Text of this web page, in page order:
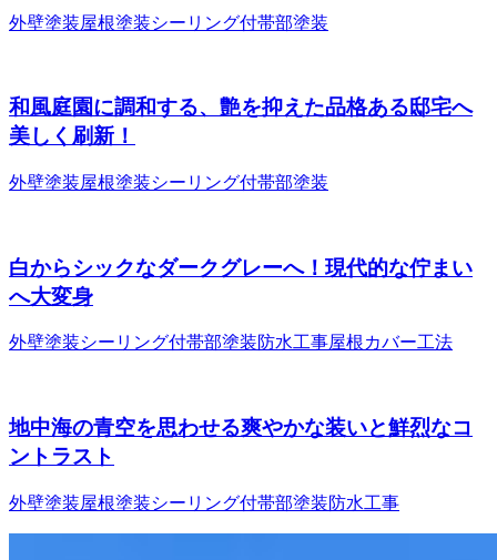
外壁塗装屋根塗装シーリング付帯部塗装
和風庭園に調和する、艶を抑えた品格ある邸宅へ
美しく刷新！
外壁塗装屋根塗装シーリング付帯部塗装
白からシックなダークグレーへ！現代的な佇まい
へ大変身
外壁塗装シーリング付帯部塗装 防水工事屋根カバー工法
地中海の青空を思わせる爽やかな装いと鮮烈なコ
ントラスト
外壁塗装屋根塗装シーリング付帯部塗装防水工事